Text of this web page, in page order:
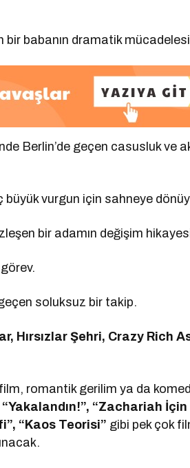
bir babanın dramatik
Berlin’de geçen casusluk ve
vurgun için sahneye
bir adamın değişim
soluksuz bir takip.
Hırsızlar Şehri, Crazy Rich
romantik gerilim ya da
“Zachariah İçin
“Kaos Teorisi” gibi pek çok